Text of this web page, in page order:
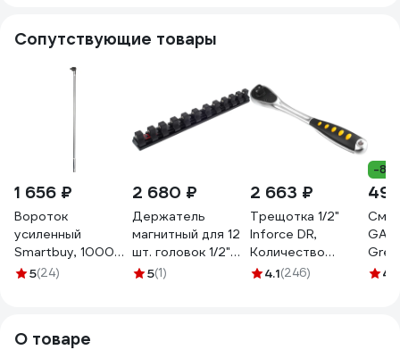
Сопутствующие товары
1 656 ₽
Вороток
усиленный
Smartbuy, 1000
мм, 1/2 дюйма,
TOOLS (SBT SBT-
5(24)
2 680 ₽
Держатель
магнитный для 12
шт. головок 1/2"
MIGHTY SEVEN
5(1)
2 663 ₽
Трещотка 1/2"
Inforce DR,
Количество
зубьев 72 шт,
4.1(246)
-8%
4.6
О товаре